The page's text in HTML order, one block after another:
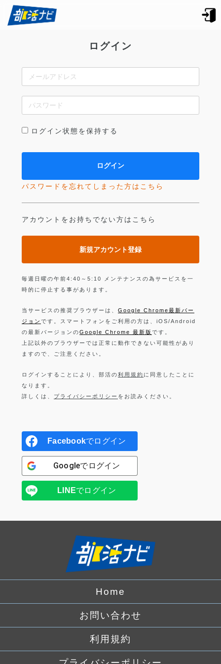
ログイン
ログイン状態を保持する
パスワードを忘れてしまった方はこちら
アカウントをお持ちでない方はこちら
新規アカウント登録
毎週日曜の午前4:40～5:10 メンテナンスの為サービスを一
時的に停止する事があります。
当サービスの推奨ブラウザーは、 Google Chrome最新バー
ジョン です。スマートフォンをご利用の方は、iOS/Android
の最新バージョンのGoogle Chrome 最新版 です。
上記以外のブラウザーでは正常に動作できない可能性があり
ますので、ご注意ください。
ログインすることにより、部活の利用規約 に同意したことに
なります。
詳しくは、 プライバシーポリシー をお読みください。
Facebookでログイン
Googleでログイン
LINEでログイン
Home
お問い合わせ
利用規約